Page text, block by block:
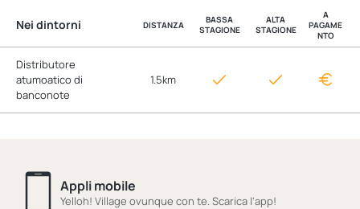
Nei dintorni DISTANZA
BASSA
STAGIONE
ALTA
STAGIONE
A
PAGAME
NTO
Distributore
atumoatico di
banconote
1.5km
Appli mobile
Yelloh! Village ovunque con te. Scarica l'app!